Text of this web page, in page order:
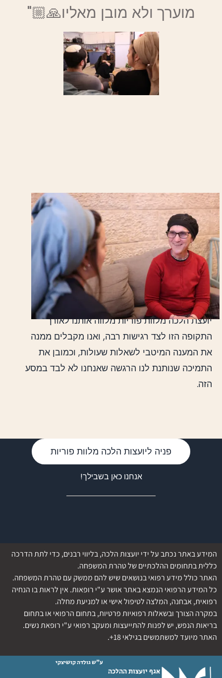
מוערך ולא מובן מאליו🙏🏼"
יועצת הלכה מלוות פוריות מלווה אותנו לאורך
התקופה הזו לצד רגישות רבה, ואנו מקבלים ממנה
את המענה המיטבי לשאלות שעולות, וכמובן את
התמיכה שנותנת לנו הרגשה שאנחנו לא לבד במסע
הזה.
פניה ליועצות הלכה מלוות פוריות
אנחנו כאן בשבילך!
המידע באתר נכתב על ידי יועצות הלכה, בליווי רבנים, כדי לתת הדרכה
כללית בתחומים ההלכתיים של טהרת המשפחה.
האתר כולל מידע רפואי בנושאים שיש להם ממשק עם טהרת המשפחה.
כל המידע הרפואי הנמצא באתר אושר ע"י רופאות. אין לראות בו הנחיה
רפואית, אבחנה, המלצה לטיפול אישי או למניעת מחלה.
במקרה הצורך ובשאלות רפואיות פרטיות, בתחום הרפואי או בתחום
בריאות הנפש, יש לפנות להתייעצות ומעקב רפואי ע"י רופאת נשים.
האתר מיועד למשתמשים בגילאי 18+.
אגף יועצות ההלכה
ע"ש גולדה קושיצקי